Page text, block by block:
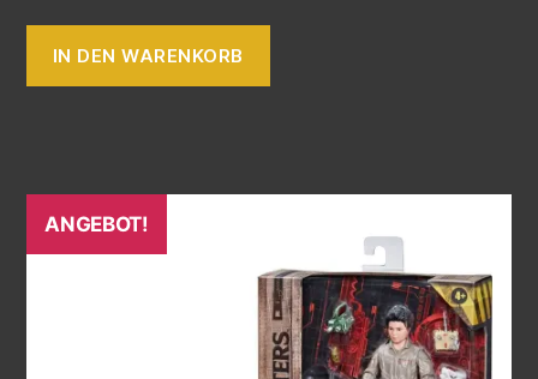
IN DEN WARENKORB
ANGEBOT!